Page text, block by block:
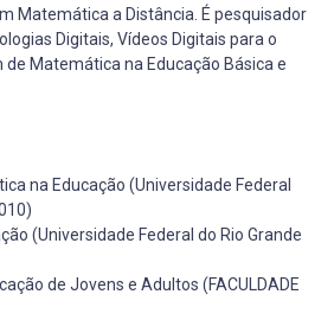
Matemática a Distância. É pesquisador
Digitais, Vídeos Digitais para o
Matemática na Educação Básica e
na Educação (Universidade Federal
(Universidade Federal do Rio Grande
de Jovens e Adultos (FACULDADE